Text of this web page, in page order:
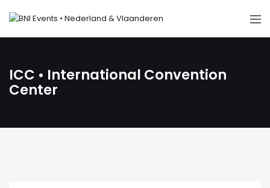
ICC • International Convention
Center